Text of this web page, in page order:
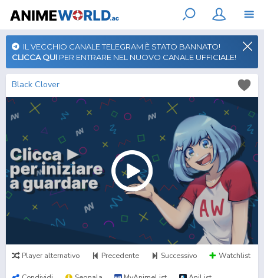
IL VECCHIO CANALE TELEGRAM È STATO BANNATO!
CLICCA QUI PER ENTRARE NEL NUOVO CANALE UFFICIALE!
Black Clover
Player alternativo Precedente Successivo Watchlist